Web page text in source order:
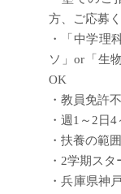
方、ご応募
・「中学理
ソ」or「生
OK
・教員免許
・週1～2日
・扶養の範
・2学期スタ
・兵庫県神